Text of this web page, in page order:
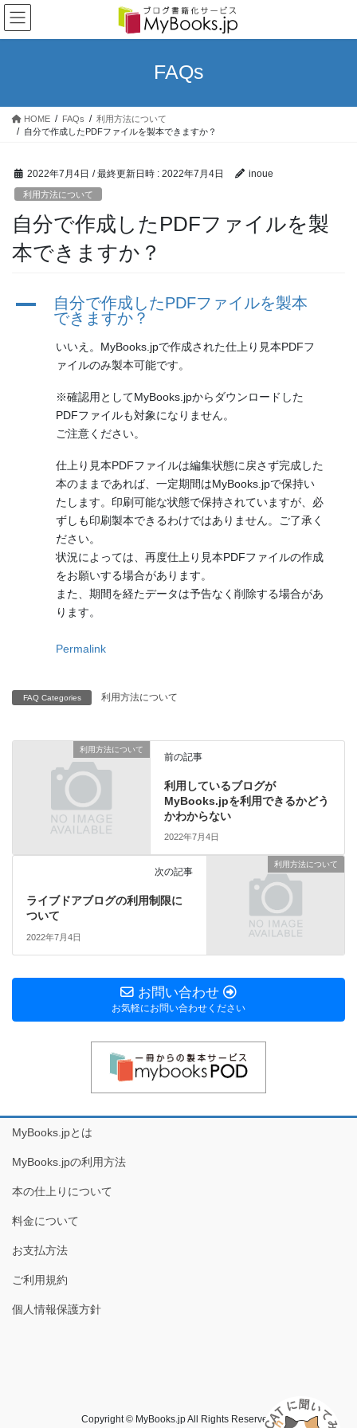
コ
ン
テ
ス
ナ
ビ
ゲ
ン
FAQs
HOME FAQs
利用方法について
自分で作成したPDFファイルを製本できますか？
2022年7月4日 / 最終更新日時 : 2022年7月4日 inoue
利用方法について
自分で作成したPDFファイルを製
本できますか？
A
自分で作成したPDFファイルを製本
できますか？
いいえ。MyBooks.jpで作成された仕上り見本PDFフ
ァイルのみ製本可能です。
※確認用としてMyBooks.jpからダウンロードした
PDFファイルも対象になりません。
ご注意ください。
仕上り見本PDFファイルは編集状態に戻さず完成した
本のままであれば、一定期間はMyBooks.jpで保持い
たします。印刷可能な状態で保持されていますが、必
ずしも印刷製本できるわけではありません。ご了承く
ださい。
状況によっては、再度仕上り見本PDFファイルの作成
をお願いする場合があります。
また、期間を経たデータは予告なく削除する場合があ
ります。
Permalink
FAQ Categories 利用方法について
利用方法について
前の記事
利用しているブログが
MyBooks.jpを利用できるかどう
かわからない
2022年7月4日
利用方法について
次の記事
ライブドアブログの利用制限に
ついて
2022年7月4日
お問い合わせ
お気軽にお問い合わせください
MyBooks.jpとは
MyBooks.jpの利用方法
本の仕上りについて
料金について
お支払方法
ご利用規約
個人情報保護方針
Copyright © MyBooks.jp All Rights Reserved.